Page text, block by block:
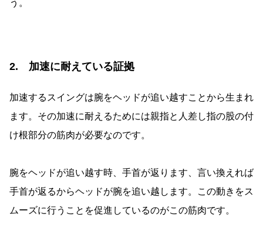
う。
2. 加速に耐えている証拠
加速するスイングは腕をヘッドが追い越すことから生まれ
ます。その加速に耐えるためには親指と人差し指の股の付
け根部分の筋肉が必要なのです。
腕をヘッドが追い越す時、手首が返ります、言い換えれば
手首が返るからヘッドが腕を追い越します。この動きをス
ムーズに行うことを促進しているのがこの筋肉です。